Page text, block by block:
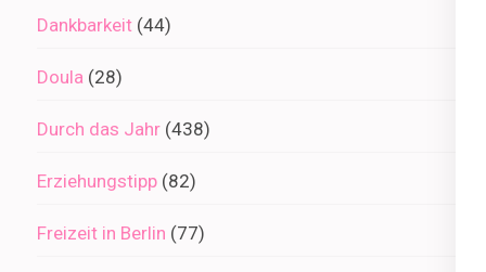
Dankbarkeit (44)
Doula (28)
Durch das Jahr (438)
Erziehungstipp (82)
Freizeit in Berlin (77)